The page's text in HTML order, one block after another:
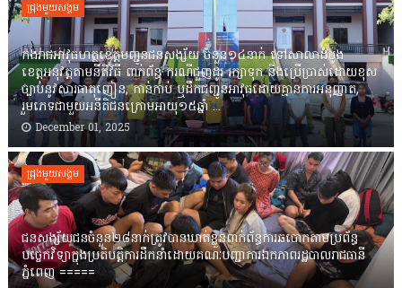
ជ្រុងមួយសង្គម
កងរាជឣាវុធហត្ថខេត្តបញ្ជូនជនសង្ស័យ ចំនួន១៤នាក់ ទៅសាលាដំបូង
ខេត្តឣនុវត្តតាមនីតិវិធី ពាក់ព័ន្ធ ករណីជួញដូរ រក្សាទុក និងប្រើប្រាស់ដោយខុស
ច្បាប់នូវសារធាតុញៀន, កាន់កាប់ ឬដឹកជញ្ជូនអាវុធដោយគ្មានការអនុញ្ញាត,
រួមភេទជាមួយអនីតិជនក្រោមអាយុ១៥ឆ្នាំ ...
December 01, 2025
ជ្រុងមួយសង្គម
ជនសង្ស័យជនចំនួន២៨នាក់ត្រូវបានឃាត់ខ្លួនពាក់ព័ន្ធការឆបោកតាមប្រព័ន្ធ
បច្ចេកវិទ្យាក្នុងប្រតិបត្តិការដឹកនាំដោយគណៈបញ្ជាការឯកភាពរដ្ឋបាលរាជធានី
ភ្នំពេញ ‎=====